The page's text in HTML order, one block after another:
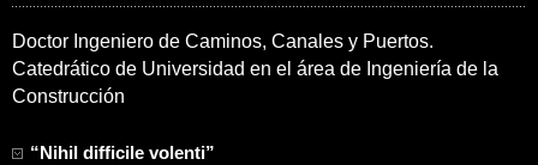
Doctor Ingeniero de Caminos, Canales y Puertos.
Catedrático de Universidad en el área de Ingeniería de la
Construcción
“Nihil difficile volenti”